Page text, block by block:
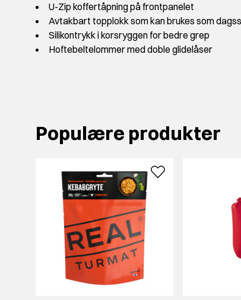
U-Zip koffertåpning på frontpanelet
Avtakbart topplokk som kan brukes som
Silikontrykk i korsryggen for bedre grep
Hoftebeltelommer med doble glidelåser
Populære produkter